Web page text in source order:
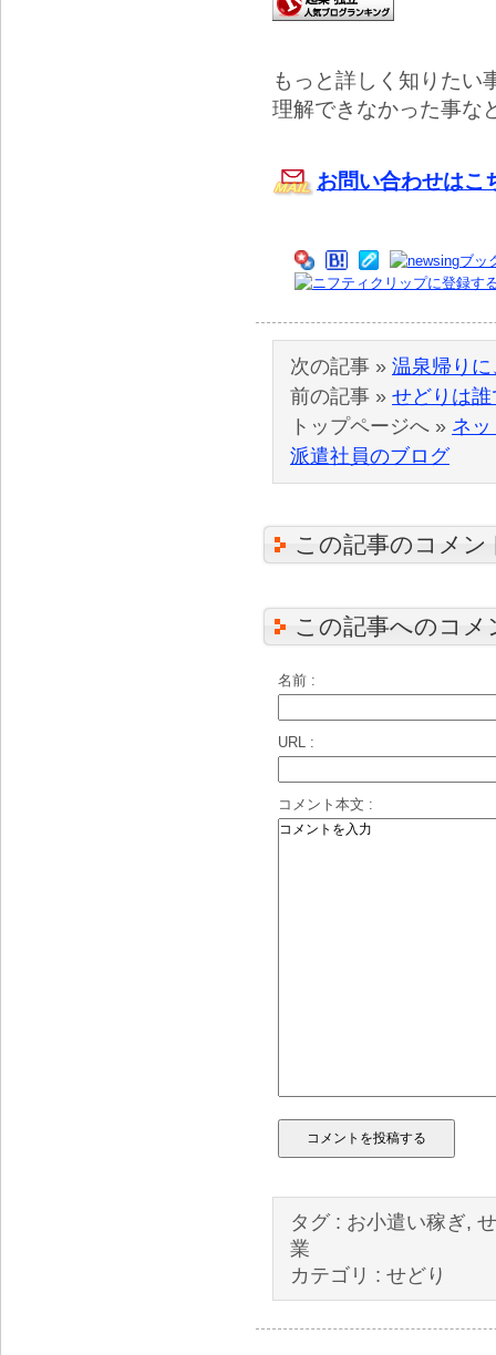
もっと詳しく知りたい
理解できなかった事な
お問い合わせはこ
次の記事 » 温泉帰り
前の記事 » せどりは
トップページへ » ネ
派遣社員のブログ
この記事のコメン
この記事へのコメ
名前 :
URL :
コメント本文 :
タグ : お小遣い稼ぎ,
業
カテゴリ : せどり